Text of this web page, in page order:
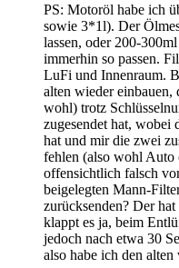
PS: Motoröl habe ich
sowie 3*1l). Der
lassen, oder 200-
immerhin so passen.
LuFi und Innenraum.
alten wieder
wohl) trotz
zugesendet hat, wobei
hat und mir die zwei
fehlen (also wohl Auto
offensichtlich falsch
beigelegten Mann-
zurücksenden? Der
klappt es ja, beim
jedoch nach etwa 30
also habe ich den alten